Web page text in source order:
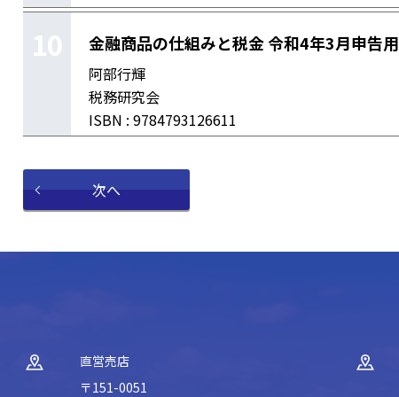
10 金融商品の仕組みと税金 令和4年3月申告用
阿部行輝
税務研究会
ISBN : 9784793126611
次へ
直営売店
〒151-0051